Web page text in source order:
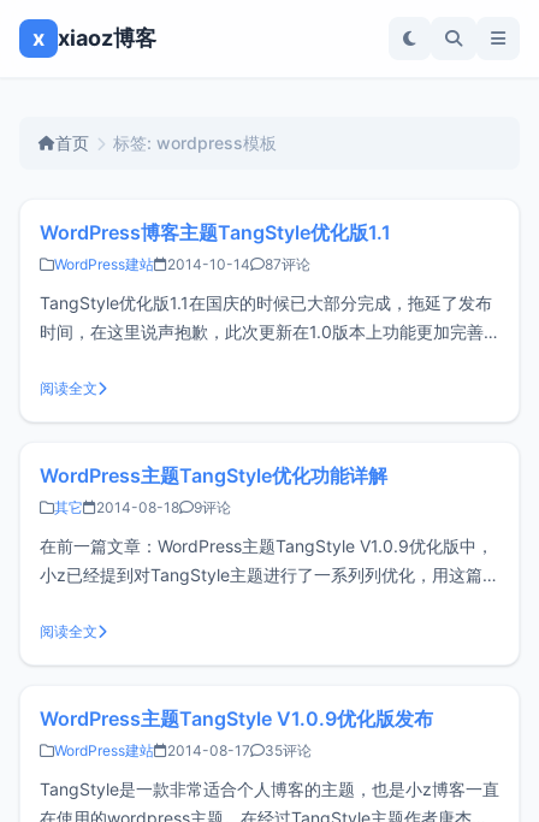
x xiaoz博客
首页 标签: wordpress模板
WordPress博客主题TangStyle优化版1.1
WordPress建站 2014-10-14 87评论
TangStyle优化版1.1在国庆的时候已大部分完成，拖延了发布
时间，在这里说声抱歉，此次更新在1.0版本上功能更加完善
内容： 新增文章目录功能，默认为关闭状态（请配合标题3使
用） 新增新浪前端库选项，有助
阅读全文
WordPress主题TangStyle优化功能详解
其它 2014-08-18 9评论
在前一篇文章：WordPress主题TangStyle V1.0.9优化版中，
小z已经提到对TangStyle主题进行了一系列列优化，用这篇文
wordpress3.8版本之后会从后台加载Google fonts，而最近
Google又被和谐所以对速度有一定
阅读全文
WordPress主题TangStyle V1.0.9优化版发布
WordPress建站 2014-08-17 35评论
TangStyle是一款非常适合个人博客的主题，也是小z博客一直
在使用的wordpress主题。在经过TangStyle主题作者唐杰先